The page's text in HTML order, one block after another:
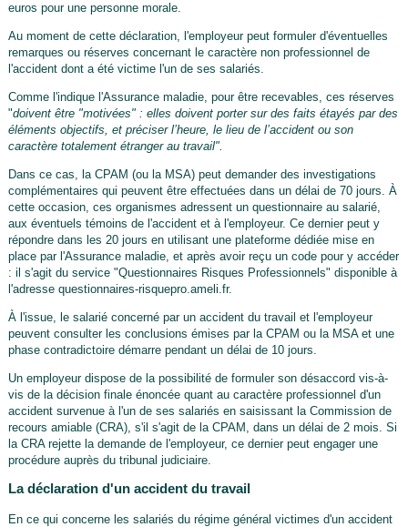
euros pour une personne morale.
Au moment de cette déclaration, l'employeur peut formuler d'éventuelles
remarques ou réserves concernant le caractère non professionnel de
l'accident dont a été victime l'un de ses salariés.
Comme l'indique l'Assurance maladie, pour être recevables, ces réserves
"doivent être "motivées" : elles doivent porter sur des faits étayés par des
éléments objectifs, et préciser l’heure, le lieu de l’accident ou son
caractère totalement étranger au travail".
Dans ce cas, la CPAM (ou la MSA) peut demander des investigations
complémentaires qui peuvent être effectuées dans un délai de 70 jours. À
cette occasion, ces organismes adressent un questionnaire au salarié,
aux éventuels témoins de l'accident et à l'employeur. Ce dernier peut y
répondre dans les 20 jours en utilisant une plateforme dédiée mise en
place par l'Assurance maladie, et après avoir reçu un code pour y accéder
: il s'agit du service "Questionnaires Risques Professionnels" disponible à
l'adresse questionnaires-risquepro.ameli.fr.
À l'issue, le salarié concerné par un accident du travail et l'employeur
peuvent consulter les conclusions émises par la CPAM ou la MSA et une
phase contradictoire démarre pendant un délai de 10 jours.
Un employeur dispose de la possibilité de formuler son désaccord vis-à-
vis de la décision finale énoncée quant au caractère professionnel d'un
accident survenue à l'un de ses salariés en saisissant la Commission de
recours amiable (CRA), s'il s'agit de la CPAM, dans un délai de 2 mois. Si
la CRA rejette la demande de l'employeur, ce dernier peut engager une
procédure auprès du tribunal judiciaire.
La déclaration d'un accident du travail
En ce qui concerne les salariés du régime général victimes d'un accident